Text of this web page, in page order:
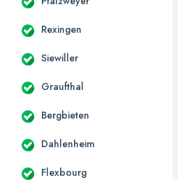
Rexingen
Siewiller
Graufthal
Bergbieten
Dahlenheim
Flexbourg